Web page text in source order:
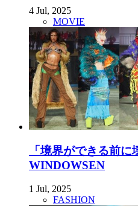
4 Jul, 2025
MOVIE
「境界ができる前
WINDOWSEN
1 Jul, 2025
FASHION